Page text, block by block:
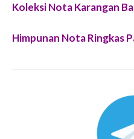
Koleksi Nota Karangan
Himpunan Nota Ringkas